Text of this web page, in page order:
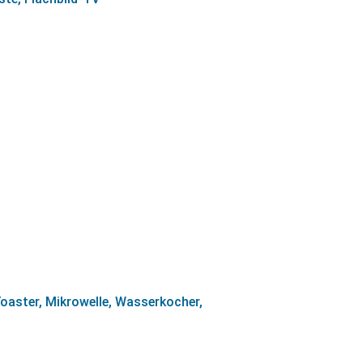
Mikrowelle, Wasserkocher,